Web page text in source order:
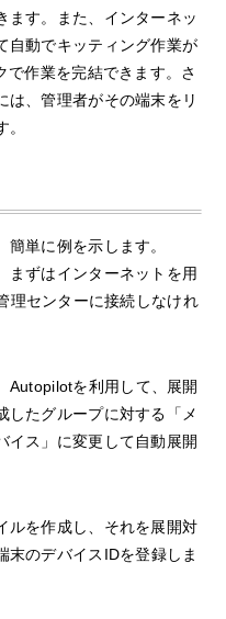
ます。また、インターネッ
自動でキッティング作業が
作業を完結できます。さ
は、管理者がその端末をリ
単に例を示します。
まずはインターネットを用
センターに接続しなけれ
Autopilotを利用して、展開
したグループに対する「メ
イス」に変更して自動展開
ルを作成し、それを展開対
末のデバイスIDを登録しま